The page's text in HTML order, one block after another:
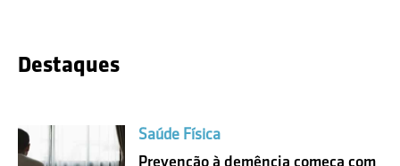
Destaques
Saúde Física
Prevenção à demência começa com